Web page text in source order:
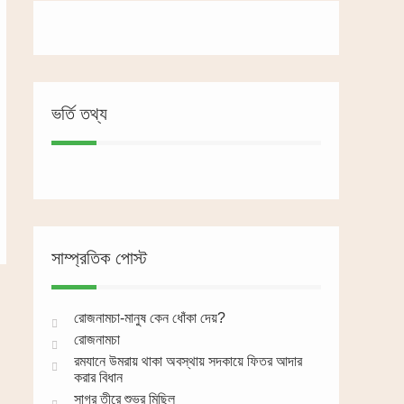
ভর্তি তথ্য
সাম্প্রতিক পোস্ট
রোজনামচা-মানুষ কেন ধোঁকা দেয়?
রোজনামচা
রমযানে উমরায় থাকা অবস্থায় সদকায়ে ফিতর আদার
করার বিধান
সাগর তীরে শুভ্র মিছিল